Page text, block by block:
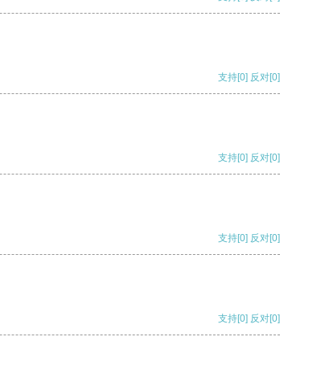
支持[0] 反对[0]
支持[0] 反对[0]
支持[0] 反对[0]
支持[0] 反对[0]